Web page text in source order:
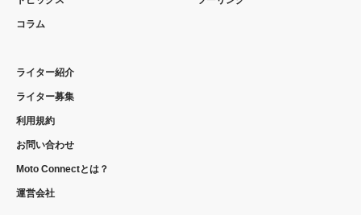
コラム
ライター紹介
ライター募集
利用規約
お問い合わせ
Moto Connectとは？
運営会社